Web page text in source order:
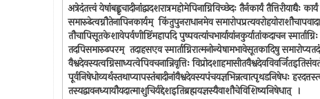
अत्रेदंतत्त्वं येषांबह्वृचादीनांद्वादशरात्रमहोमेपिनाग्निविच्छेदः तैर्नकार्यं
समारुढेत्वग्नौतेनापिनकार्यम् ‍ किंतुपुनराधानमेव
तौचापिसूतकेशावेपर्वणीष्टिंमहापदि पुष्पवत्यांचभार्यायांनकुर्यातांकदाचन
तदपिसमारुढपरम् ‍ तदाहसएव स्मार्ताग्निरात्मनोन्येषामभावेसूतकादिषु
वैश्वदेवस्यत्वग्निसाध्यत्वेपिवचनान्निवृत्तिः
पूर्वनिषेधोव्यर्थस्तथाप्यापस्तंबादीनांवैश्वदेवस्यपंचयज्ञभिन्नत्वात्पृथडनिषेधः
तस्यद्वावनध्यायौयदात्माशुचिर्यद्देशइतिब्रह्मयज्ञस्यैवाशौचेविशिष्यनिषेधात् ‍ ।